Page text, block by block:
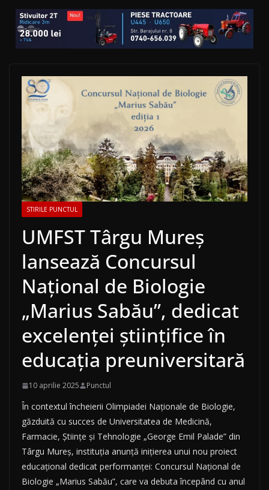
STIRILE PUNCTUL
UMFST Târgu Mureș
lansează Concursul
Național de Biologie
„Marius Sabău”, dedicat
excelenței științifice în
educația preuniversitară
10 aprilie 2025 Punctul
În contextul încheierii Olimpiadei Naționale de Biologie,
găzduită cu succes de Universitatea de Medicină,
Farmacie, Științe și Tehnologie „George Emil Palade” din
Târgu Mureș, instituția anunță inițierea unui nou proiect
educațional dedicat performanței: Concursul Național de
Biologie „Marius Sabău”, care va debuta începând cu anul